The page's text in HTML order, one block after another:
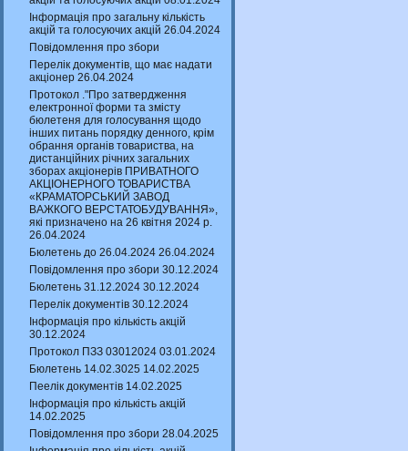
Інформація про загальну кількість
акцій та голосуючих акцій 26.04.2024
Повідомлення про збори
Перелік документів, що має надати
акціонер 26.04.2024
Протокол ."Про затвердження
електронної форми та змісту
бюлетеня для голосування щодо
інших питань порядку денного, крім
обрання органів товариства, на
дистанційних річних загальних
зборах акціонерів ПРИВАТНОГО
АКЦІОНЕРНОГО ТОВАРИСТВА
«КРАМАТОРСЬКИЙ ЗАВОД
ВАЖКОГО ВЕРСТАТОБУДУВАННЯ»,
які призначено на 26 квітня 2024 р.
26.04.2024
Бюлетень до 26.04.2024 26.04.2024
Повідомлення про збори 30.12.2024
Бюлетень 31.12.2024 30.12.2024
Перелік документів 30.12.2024
Інформація про кількість акцій
30.12.2024
Протокол ПЗЗ 03012024 03.01.2024
Бюлетень 14.02.3025 14.02.2025
Пеелік документів 14.02.2025
Інформація про кількість акцій
14.02.2025
Повідомлення про збори 28.04.2025